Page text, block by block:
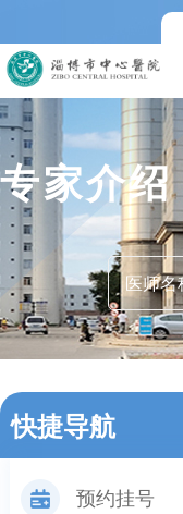
专家介绍
快捷导航
预约挂号